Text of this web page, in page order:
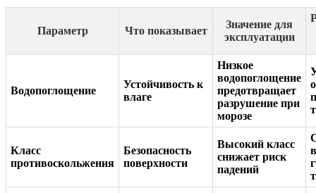
Параметр Что показывает
Значение для
эксплуатации
Водопоглощение
Устойчивость к
влаге
Низкое
водопоглощение
предотвращает
разрушение при
морозе
Класс
противоскольжения
Безопасность
поверхности
Высокий класс
снижает риск
падений